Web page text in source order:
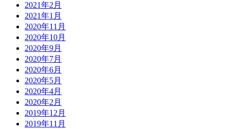
2021年2月
2021年1月
2020年11月
2020年10月
2020年9月
2020年7月
2020年6月
2020年5月
2020年4月
2020年2月
2019年12月
2019年11月